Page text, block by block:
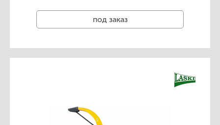
под заказ